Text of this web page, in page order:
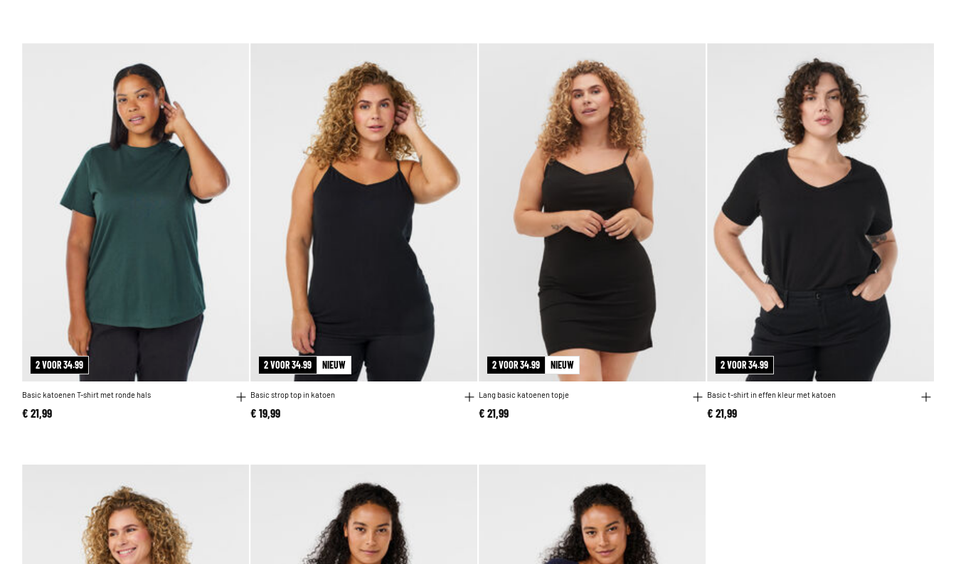
2 VOOR 34.99
Basic katoenen T-shirt met ronde hals
€ 21,99
2 VOOR 34.99 NIEUW
Basic strop top in katoen
€ 19,99
2 VOOR 34.99 NIEUW
Lang basic katoenen topje
€ 21,99
2 VOOR 34.99
Basic t-shirt in effen kleur met katoen
€ 21,99